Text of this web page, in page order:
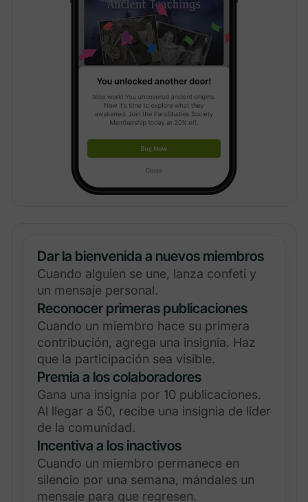
Dar la bienvenida a nuevos miembros
Cuando alguien se une, lanza confeti y
un mensaje personal.
Reconocer primeras publicaciones
Cuando un miembro hace su primera
contribución, agrega una insignia. Haz
que la participación sea visible.
Premia a los colaboradores
Gana una insignia por 10 publicaciones.
Al llegar a 50, recibe una insignia de líder
de la comunidad.
Incentiva a los inactivos
Cuando un miembro permanece en
silencio por una semana, mándales un
mensaje para que regresen.